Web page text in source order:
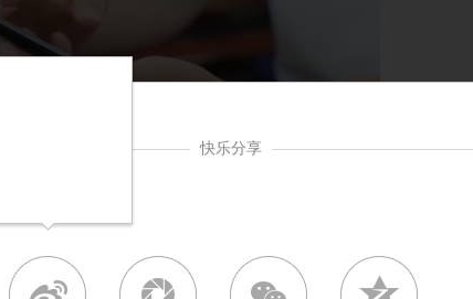
警务平台工作，抓获了两名以办理入学为由实
。
快乐分享